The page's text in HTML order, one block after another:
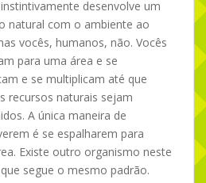
desenvolve um
natural com o ambiente ao
vocês, humanos, não. Vocês
para uma área e se
e se multiplicam até que
recursos naturais sejam
A única maneira de
é se espalharem para
Existe outro organismo neste
segue o mesmo padrão.